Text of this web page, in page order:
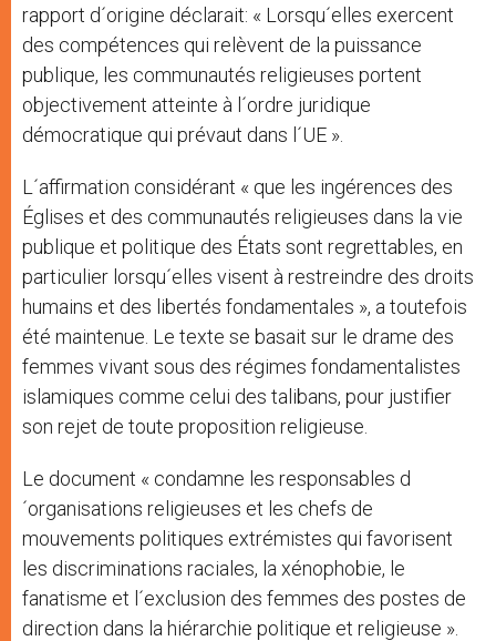
rapport d´origine déclarait: « Lorsqu´elles exercent
des compétences qui relèvent de la puissance
publique, les communautés religieuses portent
objectivement atteinte à l´ordre juridique
démocratique qui prévaut dans l´UE ».
L´affirmation considérant « que les ingérences des
Églises et des communautés religieuses dans la vie
publique et politique des États sont regrettables, en
particulier lorsqu´elles visent à restreindre des droits
humains et des libertés fondamentales », a toutefois
été maintenue. Le texte se basait sur le drame des
femmes vivant sous des régimes fondamentalistes
islamiques comme celui des talibans, pour justifier
son rejet de toute proposition religieuse.
Le document « condamne les responsables d
´organisations religieuses et les chefs de
mouvements politiques extrémistes qui favorisent
les discriminations raciales, la xénophobie, le
fanatisme et l´exclusion des femmes des postes de
direction dans la hiérarchie politique et religieuse ».